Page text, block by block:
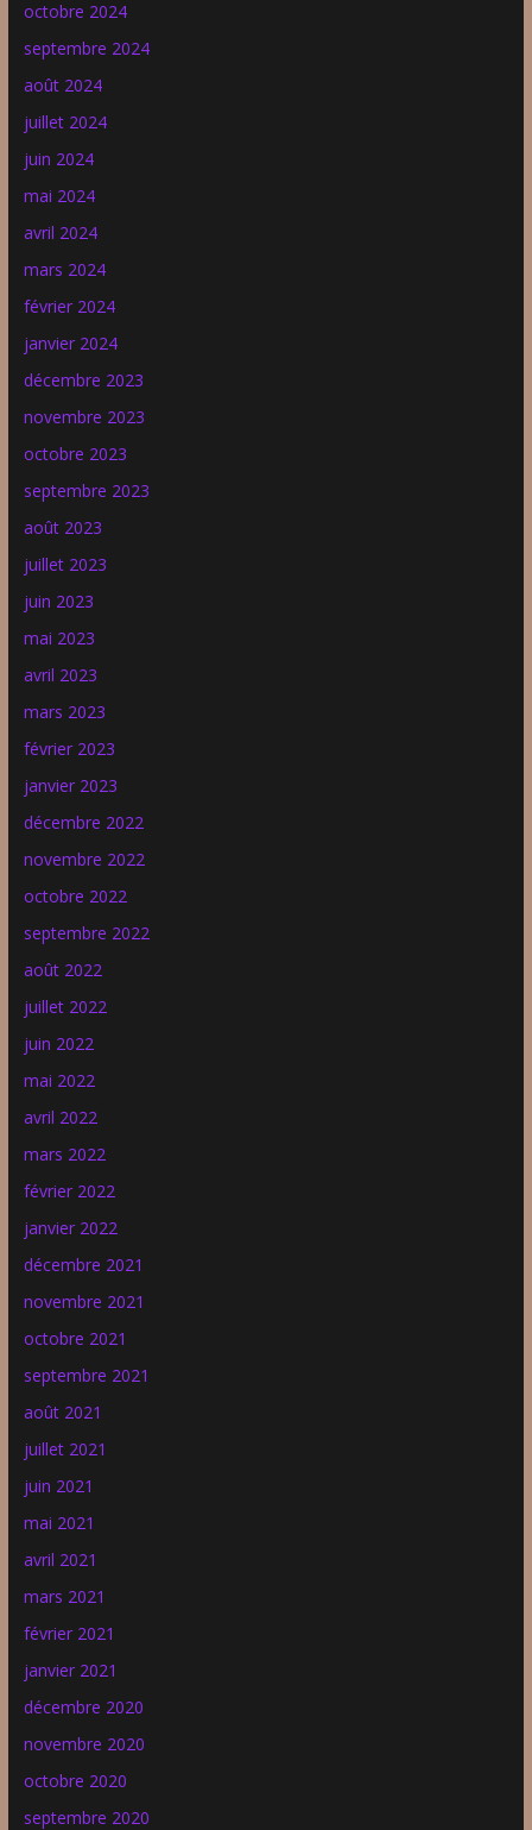
octobre 2024
septembre 2024
août 2024
juillet 2024
juin 2024
mai 2024
avril 2024
mars 2024
février 2024
janvier 2024
décembre 2023
novembre 2023
octobre 2023
septembre 2023
août 2023
juillet 2023
juin 2023
mai 2023
avril 2023
mars 2023
février 2023
janvier 2023
décembre 2022
novembre 2022
octobre 2022
septembre 2022
août 2022
juillet 2022
juin 2022
mai 2022
avril 2022
mars 2022
février 2022
janvier 2022
décembre 2021
novembre 2021
octobre 2021
septembre 2021
août 2021
juillet 2021
juin 2021
mai 2021
avril 2021
mars 2021
février 2021
janvier 2021
décembre 2020
novembre 2020
octobre 2020
septembre 2020